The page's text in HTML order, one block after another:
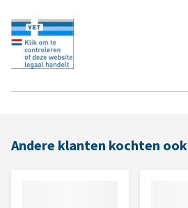
Andere klanten kochten ook